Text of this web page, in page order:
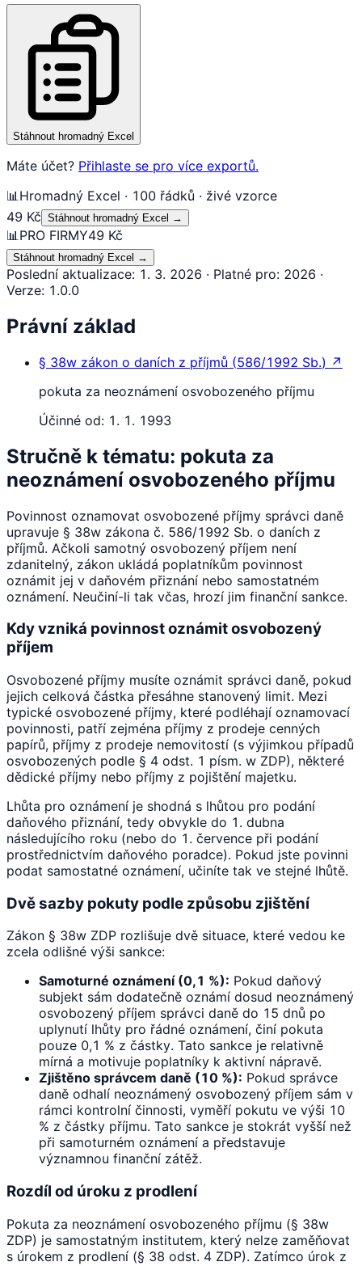
Stáhnout hromadný Excel
Máte účet? Přihlaste se pro více exportů.
📊 Hromadný Excel · 100 řádků · živé vzorce
49 Kč Stáhnout hromadný Excel →
📊 PRO FIRMY49 Kč
Stáhnout hromadný Excel →
Poslední aktualizace: 1. 3. 2026 · Platné pro: 2026 ·
Verze: 1.0.0
Právní základ
§ 38w zákon o daních z příjmů (586/1992 Sb.) ↗
pokuta za neoznámení osvobozeného příjmu
Účinné od: 1. 1. 1993
Stručně k tématu: pokuta za
neoznámení osvobozeného příjmu
Povinnost oznamovat osvobozené příjmy správci daně
upravuje § 38w zákona č. 586/1992 Sb. o daních z
příjmů. Ačkoli samotný osvobozený příjem není
zdanitelný, zákon ukládá poplatníkům povinnost
oznámit jej v daňovém přiznání nebo samostatném
oznámení. Neučiní-li tak včas, hrozí jim finanční sankce.
Kdy vzniká povinnost oznámit osvobozený
příjem
Osvobozené příjmy musíte oznámit správci daně, pokud
jejich celková částka přesáhne stanovený limit. Mezi
typické osvobozené příjmy, které podléhají oznamovací
povinnosti, patří zejména příjmy z prodeje cenných
papírů, příjmy z prodeje nemovitostí (s výjimkou případů
osvobozených podle § 4 odst. 1 písm. w ZDP), některé
dědické příjmy nebo příjmy z pojištění majetku.
Lhůta pro oznámení je shodná s lhůtou pro podání
daňového přiznání, tedy obvykle do 1. dubna
následujícího roku (nebo do 1. července při podání
prostřednictvím daňového poradce). Pokud jste povinni
podat samostatné oznámení, učiníte tak ve stejné lhůtě.
Dvě sazby pokuty podle způsobu zjištění
Zákon § 38w ZDP rozlišuje dvě situace, které vedou ke
zcela odlišné výši sankce:
Samoturné oznámení (0,1 %): Pokud daňový
subjekt sám dodatečně oznámí dosud neoznámený
osvobozený příjem správci daně do 15 dnů po
uplynutí lhůty pro řádné oznámení, činí pokuta
pouze 0,1 % z částky. Tato sankce je relativně
mírná a motivuje poplatníky k aktivní nápravě.
Zjištěno správcem daně (10 %): Pokud správce
daně odhalí neoznámený osvobozený příjem sám v
rámci kontrolní činnosti, vyměří pokutu ve výši 10
% z částky příjmu. Tato sankce je stokrát vyšší než
při samoturném oznámení a představuje
významnou finanční zátěž.
Rozdíl od úroku z prodlení
Pokuta za neoznámení osvobozeného příjmu (§ 38w
ZDP) je samostatným institutem, který nelze zaměňovat
s úrokem z prodlení (§ 38 odst. 4 ZDP). Zatímco úrok z